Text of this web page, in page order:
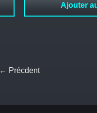
Ajouter
← Précdent